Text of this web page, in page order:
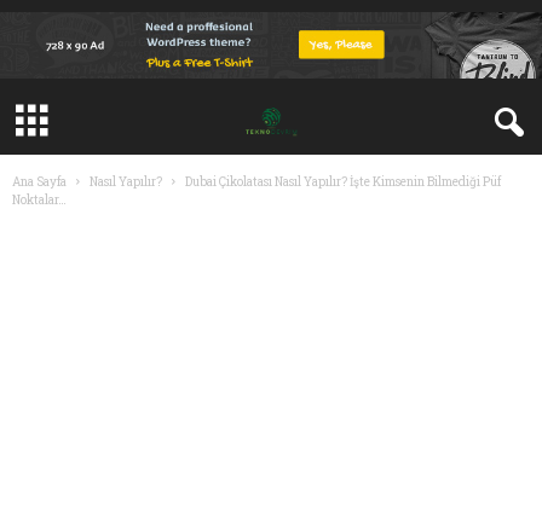
Ana Sayfa Nasıl Yapılır?
Dubai Çikolatası Nasıl Yapılır? İşte Kimsenin Bilmediği Püf
Noktalar…